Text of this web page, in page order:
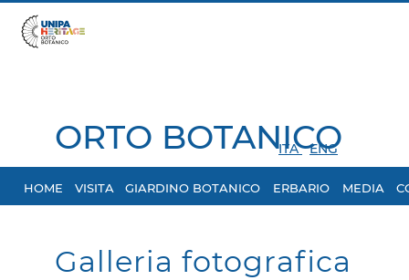
ORTO BOTANICO
ITA ENG
HOME VISITA GIARDINO BOTANICO ERBARIO MEDIA
Galleria fotografica